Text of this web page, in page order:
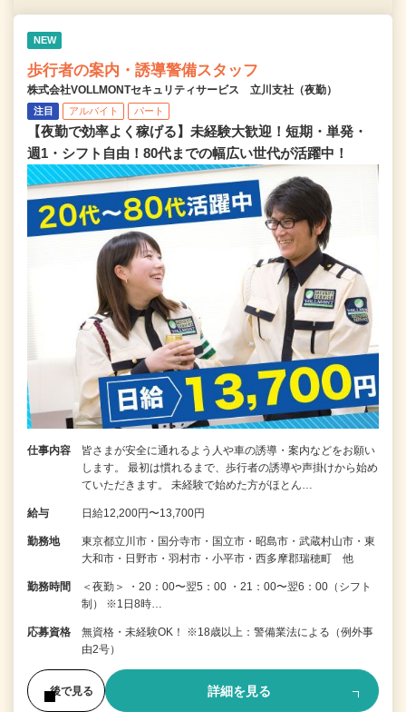
NEW
歩行者の案内・誘導警備スタッフ
株式会社VOLLMONTセキュリティサービス 立川支社（夜勤）
注目 アルバイト パート
【夜勤で効率よく稼げる】未経験大歓迎！短期・単発・
週1・シフト自由！80代までの幅広い世代が活躍中！
仕事内容
皆さまが安全に通れるよう人や車の誘導・案内などをお願い
します。 最初は慣れるまで、歩行者の誘導や声掛けから始め
ていただきます。 未経験で始めた方がほとん…
給与 日給12,200円〜13,700円
勤務地
東京都立川市・国分寺市・国立市・昭島市・武蔵村山市・東
大和市・日野市・羽村市・小平市・西多摩郡瑞穂町 他
勤務時間
＜夜勤＞ ・20：00〜翌5：00 ・21：00〜翌6：00（シフト
制） ※1日8時…
応募資格
無資格・未経験OK！ ※18歳以上：警備業法による（例外事
由2号）
後で見る 詳細を見る